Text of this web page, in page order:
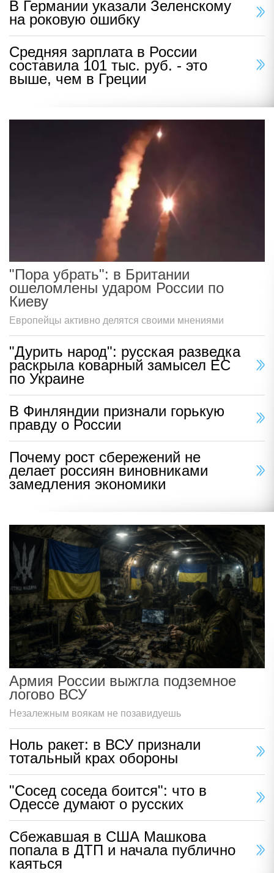
В Германии указали Зеленскому
на роковую ошибку
Средняя зарплата в России
составила 101 тыс. руб. - это
выше, чем в Греции
"Пора убрать": в Британии
ошеломлены ударом России по
Киеву
Европейцы активно делятся своими мнениями
"Дурить народ": русская разведка
раскрыла коварный замысел ЕС
по Украине
В Финляндии признали горькую
правду о России
Почему рост сбережений не
делает россиян виновниками
замедления экономики
Армия России выжгла подземное
логово ВСУ
Незалежным воякам не позавидуешь
Ноль ракет: в ВСУ признали
тотальный крах обороны
"Сосед соседа боится": что в
Одессе думают о русских
Сбежавшая в США Машкова
попала в ДТП и начала публично
каяться